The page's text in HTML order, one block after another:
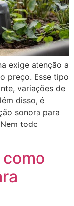
exige atenção a
preço. Esse tipo
variações de
disso, é
sonora para
todo